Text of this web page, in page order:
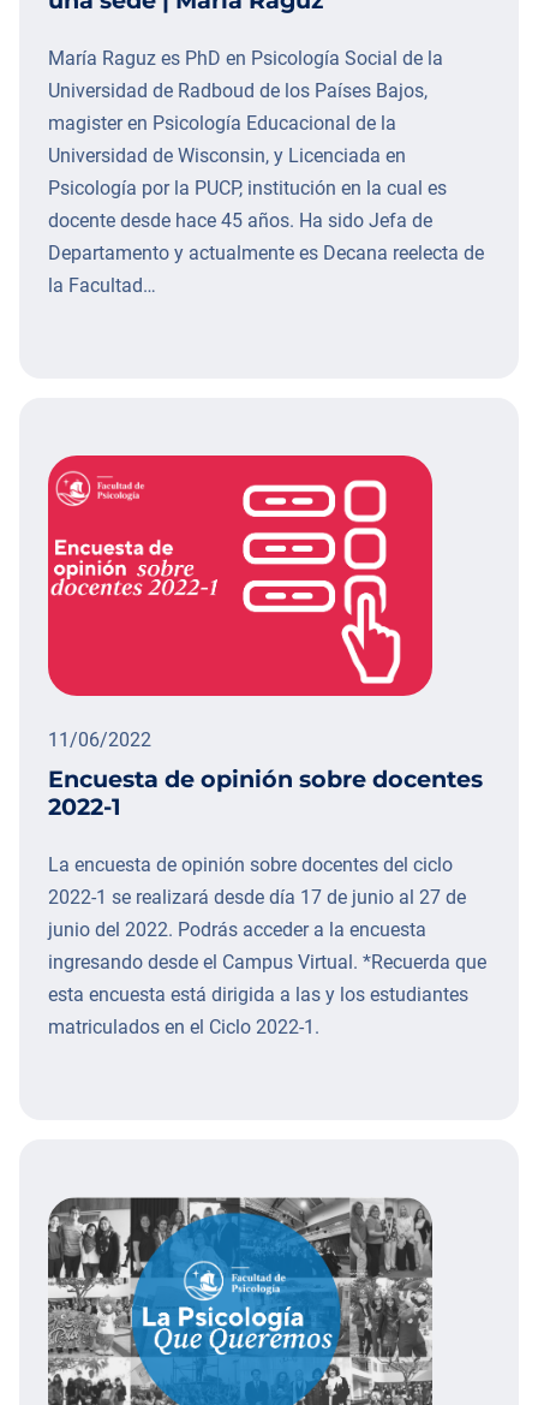
María Raguz es PhD en Psicología Social de la
Universidad de Radboud de los Países Bajos,
magister en Psicología Educacional de la
Universidad de Wisconsin, y Licenciada en
Psicología por la PUCP, institución en la cual es
docente desde hace 45 años. Ha sido Jefa de
Departamento y actualmente es Decana reelecta de
la Facultad…
11/06/2022
Encuesta de opinión sobre docentes
2022-1
La encuesta de opinión sobre docentes del ciclo
2022-1 se realizará desde día 17 de junio al 27 de
junio del 2022. Podrás acceder a la encuesta
ingresando desde el Campus Virtual. *Recuerda que
esta encuesta está dirigida a las y los estudiantes
matriculados en el Ciclo 2022-1.